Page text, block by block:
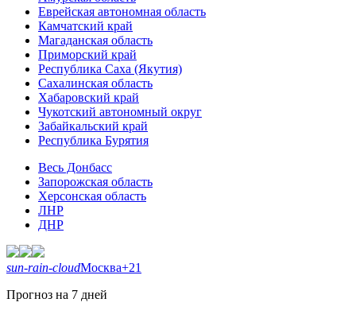
Еврейская автономная область
Камчатский край
Магаданская область
Приморский край
Республика Саха (Якутия)
Сахалинская область
Хабаровский край
Чукотский автономный округ
Забайкальский край
Республика Бурятия
Весь Донбасс
Запорожская область
Херсонская область
ЛНР
ДНР
sun-rain-cloudМосква+21
Прогноз на 7 дней